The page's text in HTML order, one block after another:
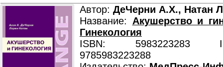
Автор: ДеЧерни А.Х., Натан
Название: Акушерство и
Гинекология
ISBN: 5983223283
9785983223288